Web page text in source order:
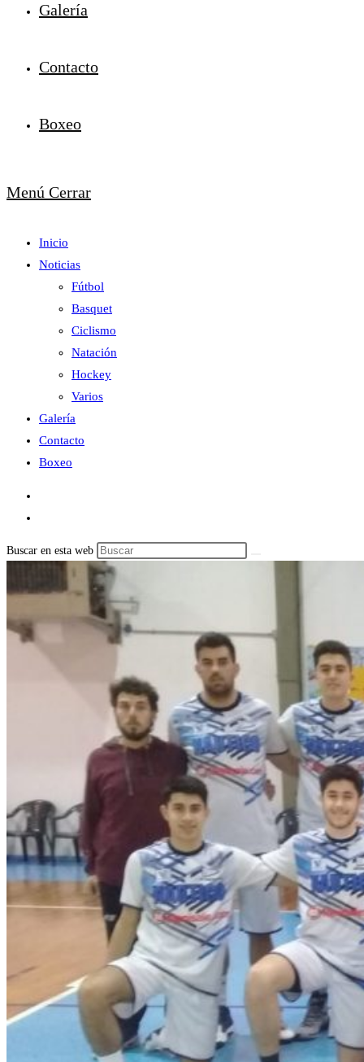
Galería
Contacto
Boxeo
Menú Cerrar
Inicio
Noticias
Fútbol
Basquet
Ciclismo
Natación
Hockey
Varios
Galería
Contacto
Boxeo
Buscar en esta web